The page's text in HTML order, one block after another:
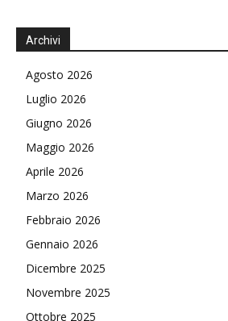
Archivi
Agosto 2026
Luglio 2026
Giugno 2026
Maggio 2026
Aprile 2026
Marzo 2026
Febbraio 2026
Gennaio 2026
Dicembre 2025
Novembre 2025
Ottobre 2025